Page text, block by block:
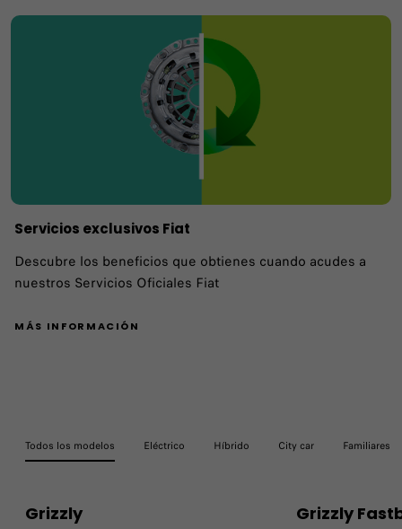
Servicios exclusivos Fiat
Descubre los beneficios que obtienes cuando acudes a
nuestros Servicios Oficiales Fiat
MÁS INFORMACIÓN
Todos los modelos Eléctrico Híbrido City car Familiares
Grizzly Grizzly